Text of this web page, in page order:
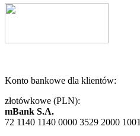
Konto bankowe dla klientów:
złotówkowe (PLN):
mBank S.A.
72 1140 1140 0000 3529 2000 1001